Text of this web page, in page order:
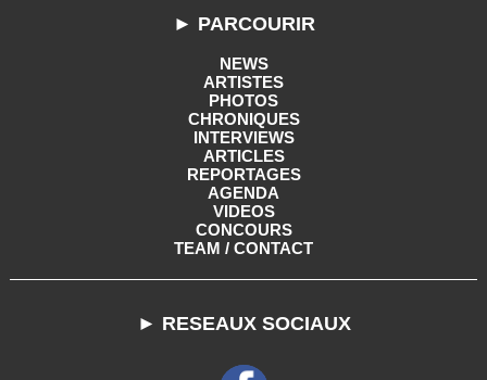
► PARCOURIR
NEWS
ARTISTES
PHOTOS
CHRONIQUES
INTERVIEWS
ARTICLES
REPORTAGES
AGENDA
VIDEOS
CONCOURS
TEAM / CONTACT
► RESEAUX SOCIAUX